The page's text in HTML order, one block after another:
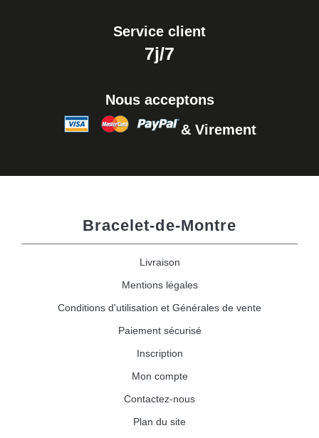
Service client
7j/7
Nous acceptons
& Virement
Bracelet-de-Montre
Livraison
Mentions légales
Conditions d'utilisation et Générales de vente
Paiement sécurisé
Inscription
Mon compte
Contactez-nous
Plan du site